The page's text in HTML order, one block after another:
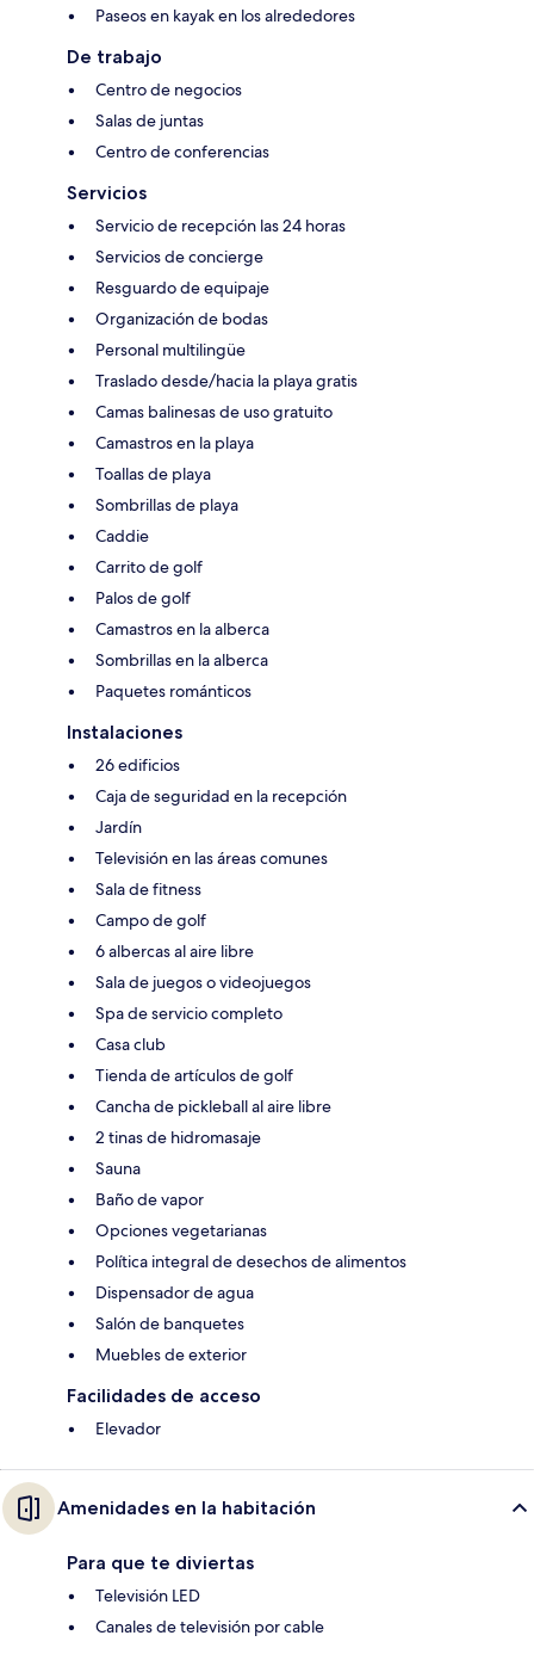
Paseos en kayak en los alrededores
De trabajo
Centro de negocios
Salas de juntas
Centro de conferencias
Servicios
Servicio de recepción las 24 horas
Servicios de concierge
Resguardo de equipaje
Organización de bodas
Personal multilingüe
Traslado desde/hacia la playa gratis
Camas balinesas de uso gratuito
Camastros en la playa
Toallas de playa
Sombrillas de playa
Caddie
Carrito de golf
Palos de golf
Camastros en la alberca
Sombrillas en la alberca
Paquetes románticos
Instalaciones
26 edificios
Caja de seguridad en la recepción
Jardín
Televisión en las áreas comunes
Sala de fitness
Campo de golf
6 albercas al aire libre
Sala de juegos o videojuegos
Spa de servicio completo
Casa club
Tienda de artículos de golf
Cancha de pickleball al aire libre
2 tinas de hidromasaje
Sauna
Baño de vapor
Opciones vegetarianas
Política integral de desechos de alimentos
Dispensador de agua
Salón de banquetes
Muebles de exterior
Facilidades de acceso
Elevador
Amenidades en la habitación
Para que te diviertas
Televisión LED
Canales de televisión por cable